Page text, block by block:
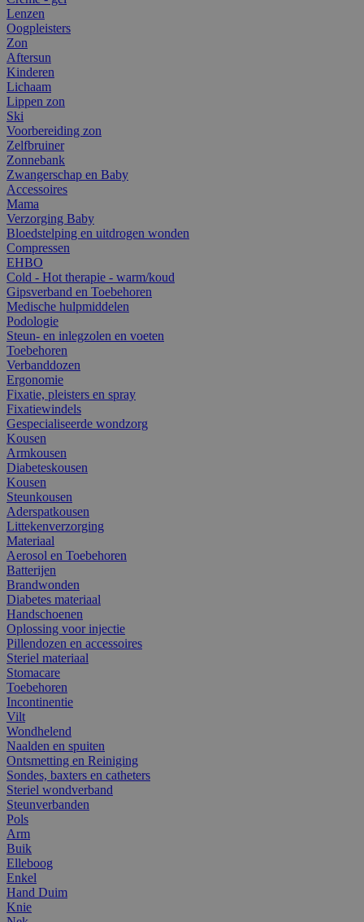
Lenzen
Oogpleisters
Zon
Aftersun
Kinderen
Lichaam
Lippen zon
Ski
Voorbereiding zon
Zelfbruiner
Zonnebank
Zwangerschap en Baby
Accessoires
Mama
Verzorging Baby
Bloedstelping en uitdrogen wonden
Compressen
EHBO
Cold - Hot therapie - warm/koud
Gipsverband en Toebehoren
Medische hulpmiddelen
Podologie
Steun- en inlegzolen en voeten
Toebehoren
Verbanddozen
Ergonomie
Fixatie, pleisters en spray
Fixatiewindels
Gespecialiseerde wondzorg
Kousen
Armkousen
Diabeteskousen
Kousen
Steunkousen
Aderspatkousen
Littekenverzorging
Materiaal
Aerosol en Toebehoren
Batterijen
Brandwonden
Diabetes materiaal
Handschoenen
Oplossing voor injectie
Pillendozen en accessoires
Steriel materiaal
Stomacare
Toebehoren
Incontinentie
Vilt
Wondhelend
Naalden en spuiten
Ontsmetting en Reiniging
Sondes, baxters en catheters
Steriel wondverband
Steunverbanden
Pols
Arm
Buik
Elleboog
Enkel
Hand Duim
Knie